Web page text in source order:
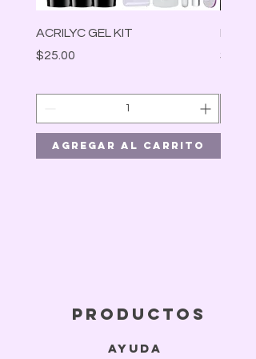
ACRILYC GEL KIT
Precio
$25.00
Agregar al carrito
Precio
$30.00
productos
ayuda